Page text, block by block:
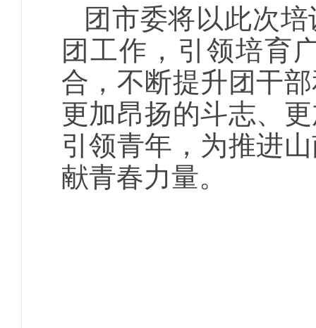
团市委将以此次
团工作，引领培育
合，不断提升团干
更加昂扬的斗志、
引领青年，为推进
献青春力量。